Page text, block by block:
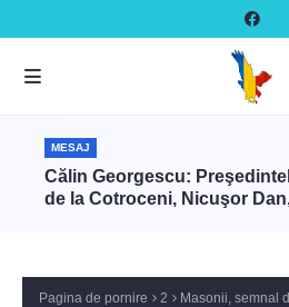
MESAJ
Călin Georgescu:
de la Cotroceni, Nicuşor
Zelenski ca să târască
Pagina de pornire 2
Masonii, semnal